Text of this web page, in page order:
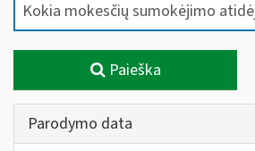
Paieška
Parodymo data